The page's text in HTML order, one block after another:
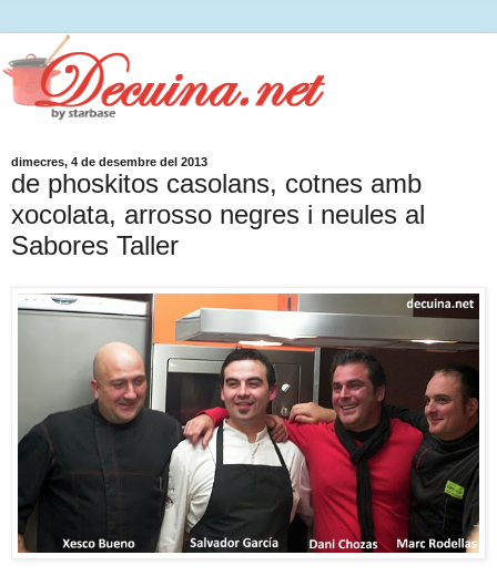
dimecres, 4 de desembre del 2013
de phoskitos casolans, cotnes amb
xocolata, arrosso negres i neules al
Sabores Taller